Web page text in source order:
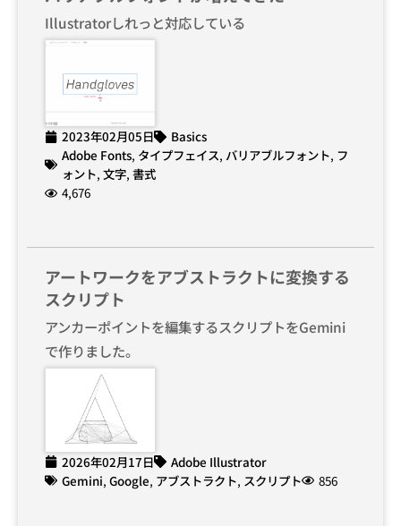
Illustratorしれっと対応している
2023年02月05日
Basics
Adobe Fonts, タイプフェイス, バリアブルフォント, フ
ォント, 文字, 書式
4,676
アートワークをアブストラクトに変換する
スクリプト
アンカーポイントを編集するスクリプトをGemini
で作りました。
2026年02月17日
Adobe Illustrator
Gemini, Google, アブストラクト, スクリプト 856